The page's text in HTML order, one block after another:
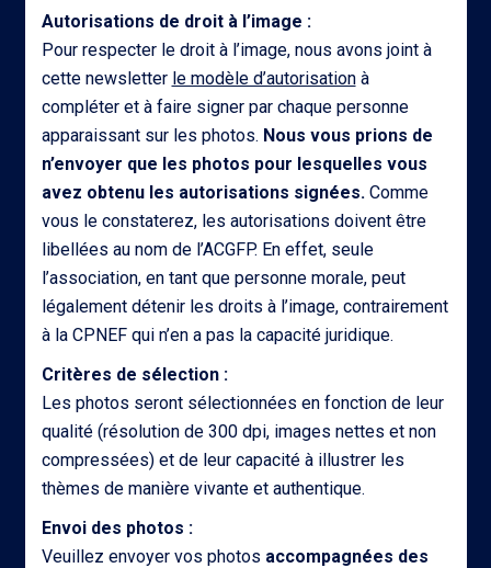
Autorisations de droit à l’image :
Pour respecter le droit à l’image, nous avons joint à
cette newsletter le modèle d’autorisationà
compléter et à faire signer par chaque personne
apparaissant sur les photos. Nous vous prions de
n’envoyer que les photos pour lesquelles vous
avez obtenu les autorisations signées.Comme
vous le constaterez, les autorisations doivent être
libellées au nom de l’ACGFP. En effet, seule
l’association, en tant que personne morale, peut
légalement détenir les droits à l’image, contrairement
à la CPNEF qui n’en a pas la capacité juridique.
Critères de sélection :
Les photos seront sélectionnées en fonction de leur
qualité (résolution de 300 dpi, images nettes et non
compressées) et de leur capacité à illustrer les
thèmes de manière vivante et authentique.
Envoi des photos :
Veuillez envoyer vos photos accompagnées des